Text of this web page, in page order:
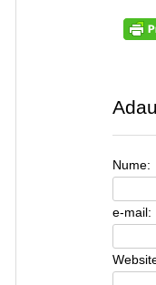
Nume:
e-mail: